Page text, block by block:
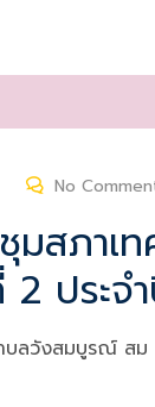
No
มสภา
ประจ
ำบลวังสมบูรณ์ สม